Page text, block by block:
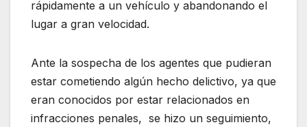
rápidamente a un vehículo y abandonando el
lugar a gran velocidad.
Ante la sospecha de los agentes que pudieran
estar cometiendo algún hecho delictivo, ya que
eran conocidos por estar relacionados en
infracciones penales, se hizo un seguimiento,